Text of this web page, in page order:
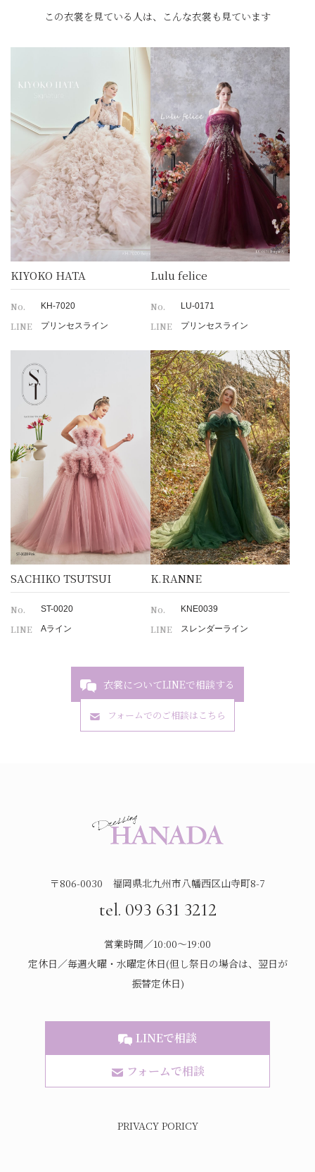
この衣裳を見ている人は、こんな衣裳も見ています
KIYOKO HATA
No. KH-7020
LINE プリンセスライン
Lulu felice
No. LU-0171
LINE プリンセスライン
SACHIKO TSUTSUI
No. ST-0020
LINE Aライン
K.RANNE
No. KNE0039
LINE スレンダーライン
衣裳についてLINEで相談する
フォームでのご相談はこちら
〒806-0030 福岡県北九州市八幡西区山寺町8-7
tel. 093 631 3212
営業時間／10:00～19:00
定休日／毎週火曜・水曜定休日(但し祭日の場合は、翌日が
振替定休日)
LINEで相談
フォームで相談
PRIVACY PORICY